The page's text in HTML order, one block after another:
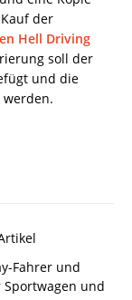
der
Hell Driving
soll der
und die
werden.
Fahrer und
und